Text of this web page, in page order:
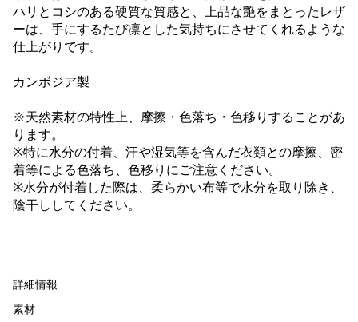
ハリとコシのある硬質な質感と、上品な艶をまとったレザ
ーは、手にするたび凛とした気持ちにさせてくれるような
仕上がりです。
カンボジア製
※天然素材の特性上、摩擦・色落ち・色移りすることがあ
ります。
※特に水分の付着、汗や湿気等を含んだ衣類との摩擦、密
着等による色落ち、色移りにご注意ください。
※水分が付着した際は、柔らかい布等で水分を取り除き、
陰干ししてください。
詳細情報
素材